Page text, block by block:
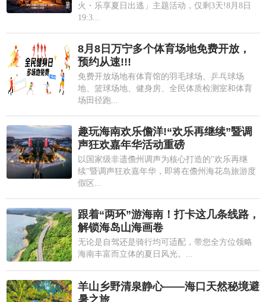
火・乐享夏日出逃」主题活动，仅剩3天!8月8日
19:3...
8月8日万宁多个体育场地免费开放，
预约从速!!!
免费开放场地有体育馆的羽毛球场、乒乓球场
地、篮球场地、健身房、全民体质检测室和体育
场田径跑...
趣玩海南欢乐儋洋!“欢乐再继续”暨调
声狂欢嘉年华活动重磅
以国家级非遗儋州调声为核心打造的"欢乐再继
续"暨调声狂欢嘉年华，即将在儋州海花岛旅游度
假区...
跟着“两环”游海南！打卡这几条线路，
解锁海岛山海画卷
无论是自驾还是骑行均可适配，带您全方位领略
海南丰富而立体的夏日风光。...
羊山乡野清泉静心——海口天然秘境避
暑之旅